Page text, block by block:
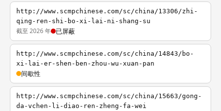
http://www.scmpchinese.com/sc/china/13306/zhi-
qing-ren-shi-bo-xi-lai-ni-shang-su
截至 2026 年 已屏蔽
http://www.scmpchinese.com/sc/china/14843/bo-
xi-lai-er-shen-ben-zhou-wu-xuan-pan
间歇性
http://www.scmpchinese.com/sc/china/15663/gong-
da-vchen-li-diao-ren-zheng-fa-wei